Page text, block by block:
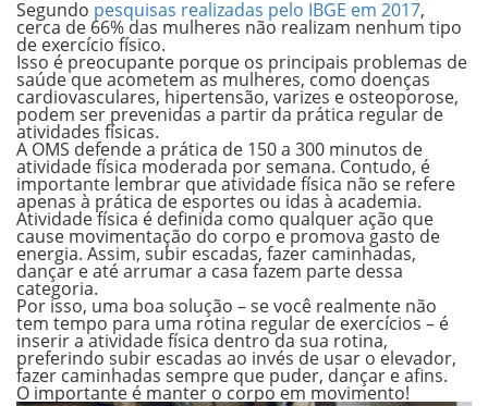
Segundo pesquisas realizadas pelo IBGE em 2017,
cerca de 66% das mulheres não realizam nenhum tipo
de exercício físico.
Isso é preocupante porque os principais problemas de
saúde que acometem as mulheres, como doenças
cardiovasculares, hipertensão, varizes e osteoporose,
podem ser prevenidas a partir da prática regular de
atividades físicas.
A OMS defende a prática de 150 a 300 minutos de
atividade física moderada por semana. Contudo, é
importante lembrar que atividade física não se refere
apenas à prática de esportes ou idas à academia.
Atividade física é definida como qualquer ação que
cause movimentação do corpo e promova gasto de
energia. Assim, subir escadas, fazer caminhadas,
dançar e até arrumar a casa fazem parte dessa
categoria.
Por isso, uma boa solução – se você realmente não
tem tempo para uma rotina regular de exercícios – é
inserir a atividade física dentro da sua rotina,
preferindo subir escadas ao invés de usar o elevador,
fazer caminhadas sempre que puder, dançar e afins.
O importante é manter o corpo em movimento!